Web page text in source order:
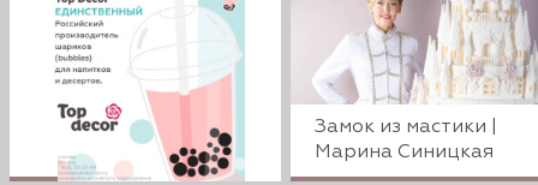
Замок из мастики |
Марина Синицкая